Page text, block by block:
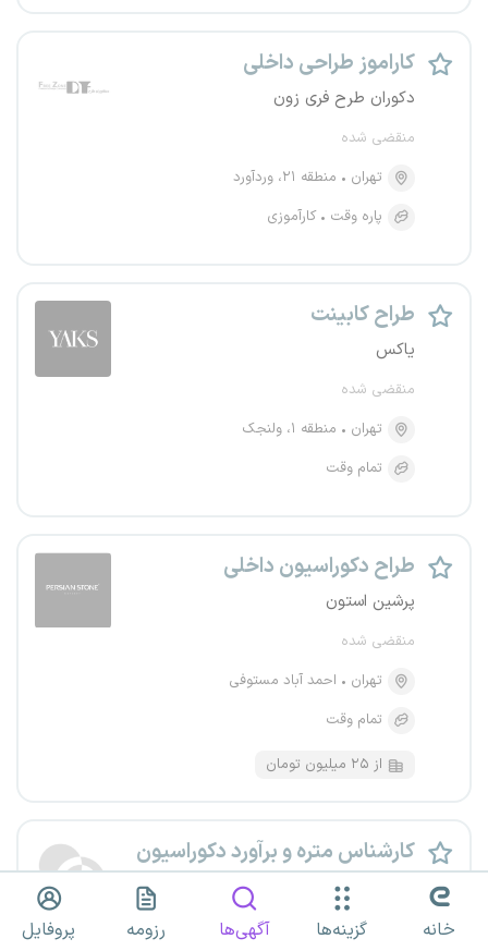
کاراموز طراحی داخلی
دکوران طرح فری زون
منقضی شده
تهران
منطقه ۲۱، وردآورد
پاره وقت
کارآموزی
طراح کابینت
یاکس
منقضی شده
تهران
منطقه ۱، ولنجک
تمام وقت
طراح دکوراسیون داخلی
پرشین استون
منقضی شده
تهران
احمد آباد مستوفی
تمام وقت
از ۲۵ میلیون تومان
کارشناس متره و برآورد دکوراسیون
گروه توسعه بازار شعاع خانه گزینه‌ها آگهی‌ها رزومه پروفایل